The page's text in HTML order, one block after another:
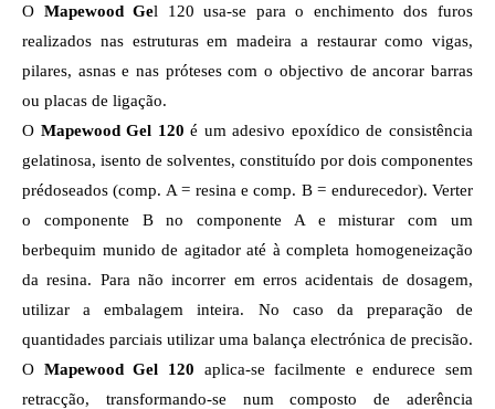
O Mapewood Gel 120 usa-se para o enchimento dos furos
realizados nas estruturas em madeira a restaurar como vigas,
pilares, asnas e nas próteses com o objectivo de ancorar barras
ou placas de ligação.
O Mapewood Gel 120 é um adesivo epoxídico de consistência
gelatinosa, isento de solventes, constituído por dois componentes
prédoseados (comp. A = resina e comp. B = endurecedor). Verter
o componente B no componente A e misturar com um
berbequim munido de agitador até à completa homogeneização
da resina. Para não incorrer em erros acidentais de dosagem,
utilizar a embalagem inteira. No caso da preparação de
quantidades parciais utilizar uma balança electrónica de precisão.
O Mapewood Gel 120 aplica-se facilmente e endurece sem
retracção, transformando-se num composto de aderência